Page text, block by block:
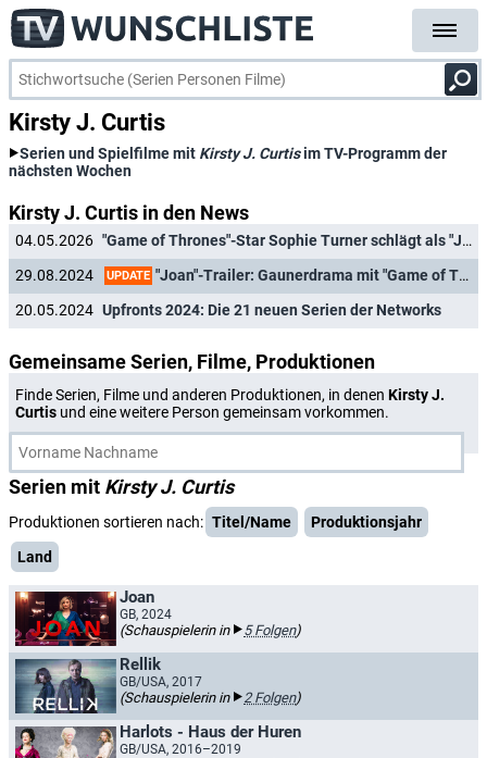
Kirsty J. Curtis
Serien und Spielfilme mit Kirsty J. Curtisim TV-Programm der
nächsten Wochen
Kirsty J. Curtis in den News
04.05.2026
"Game of Thrones"-Star Sophie Turner schlägt als "Joan" endlich im Free-TV zu
29.08.2024
UPDATE "Joan"-Trailer: Gaunerdrama mit "Game of Thrones"-Star findet deutsche Heimat
20.05.2024 Upfronts 2024: Die 21 neuen Serien der Networks
Gemeinsame Serien, Filme, Produktionen
Finde Serien, Filme und anderen Produktionen, in denen Kirsty J.
Curtis und eine weitere Person gemeinsam vorkommen.
Serien mit Kirsty J. Curtis
Produktionen sortieren nach: Titel/Name
Produktionsjahr
Land
Joan
GB, 2024
(Schauspielerin in 5 Folgen)
Rellik
GB/USA, 2017
(Schauspielerin in 2 Folgen)
Harlots - Haus der Huren
GB/USA, 2016–2019